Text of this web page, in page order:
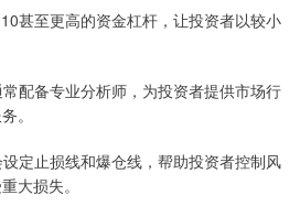
甚至更高的资金杠杆，让投资者以较小
配备专业分析师，为投资者提供市场行
。
定止损线和爆仓线，帮助投资者控制风
大损失。